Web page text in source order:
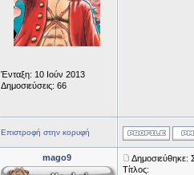
Ένταξη: 10 Ιούν 2013
Δημοσιεύσεις: 66
Επιστροφή στην κορυφή
mago9
Δημοσιεύθηκε:
Τίτλος: